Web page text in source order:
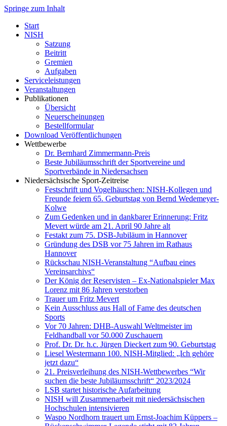
Springe zum Inhalt
Start
NISH
Satzung
Beitritt
Gremien
Aufgaben
Serviceleistungen
Veranstaltungen
Publikationen
Übersicht
Neuerscheinungen
Bestellformular
Download Veröffentlichungen
Wettbewerbe
Dr. Bernhard Zimmermann-Preis
Beste Jubiläumsschrift der Sportvereine und
Sportverbände in Niedersachsen
Niedersächsische Sport-Zeitreise
Festschrift und Vogelhäuschen: NISH-Kollegen und
Freunde feiern 65. Geburtstag von Bernd Wedemeyer-
Kolwe
Zum Gedenken und in dankbarer Erinnerung: Fritz
Mevert würde am 21. April 90 Jahre alt
Festakt zum 75. DSB-Jubiläum in Hannover
Gründung des DSB vor 75 Jahren im Rathaus
Hannover
Rückschau NISH-Veranstaltung “Aufbau eines
Vereinsarchivs“
Der König der Reservisten – Ex-Nationalspieler Max
Lorenz mit 86 Jahren verstorben
Trauer um Fritz Mevert
Kein Ausschluss aus Hall of Fame des deutschen
Sports
Vor 70 Jahren: DHB-Auswahl Weltmeister im
Feldhandball vor 50.000 Zuschauern
Prof. Dr. Dr. h.c. Jürgen Dieckert zum 90. Geburtstag
Liesel Westermann 100. NISH-Mitglied: „Ich gehöre
jetzt dazu“
21. Preisverleihung des NISH-Wettbewerbes “Wir
suchen die beste Jubiläumsschrift“ 2023/2024
LSB startet historische Aufarbeitung
NISH will Zusammenarbeit mit niedersächsischen
Hochschulen intensivieren
Waspo Nordhorn trauert um Ernst-Joachim Küppers –